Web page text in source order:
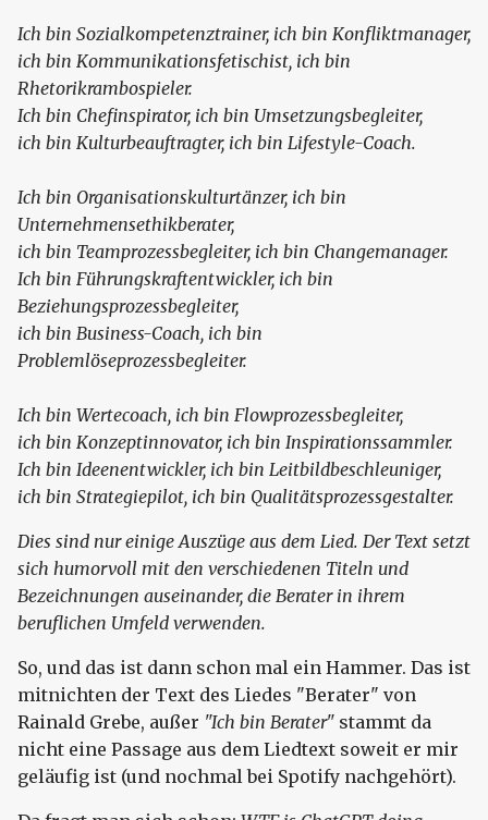
Ich bin Sozialkompetenztrainer, ich bin Konfliktmanager,
ich bin Kommunikationsfetischist, ich bin
Rhetorikrambospieler.
Ich bin Chefinspirator, ich bin Umsetzungsbegleiter,
ich bin Kulturbeauftragter, ich bin Lifestyle-Coach.
Ich bin Organisationskulturtänzer, ich bin
Unternehmensethikberater,
ich bin Teamprozessbegleiter, ich bin Changemanager.
Ich bin Führungskraftentwickler, ich bin
Beziehungsprozessbegleiter,
ich bin Business-Coach, ich bin
Problemlöseprozessbegleiter.
Ich bin Wertecoach, ich bin Flowprozessbegleiter,
ich bin Konzeptinnovator, ich bin Inspirationssammler.
Ich bin Ideenentwickler, ich bin Leitbildbeschleuniger,
ich bin Strategiepilot, ich bin Qualitätsprozessgestalter.
Dies sind nur einige Auszüge aus dem Lied. Der Text setzt
sich humorvoll mit den verschiedenen Titeln und
Bezeichnungen auseinander, die Berater in ihrem
beruflichen Umfeld verwenden.
So, und das ist dann schon mal ein Hammer. Das ist
mitnichten der Text des Liedes "Berater" von
Rainald Grebe, außer "Ich bin Berater" stammt da
nicht eine Passage aus dem Liedtext soweit er mir
geläufig ist (und nochmal bei Spotify nachgehört).